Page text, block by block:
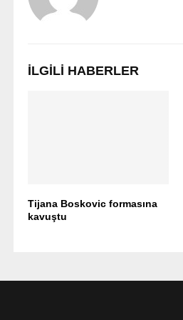
İLGILI HABERLER
Tijana Boskovic formasına
kavuştu